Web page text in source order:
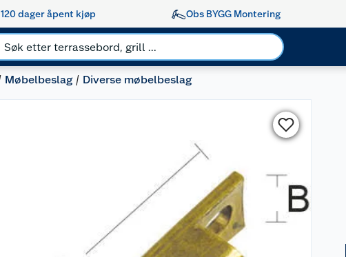
120 dager åpent kjøp Obs BYGG Montering
Møbelbeslag Diverse møbelbeslag